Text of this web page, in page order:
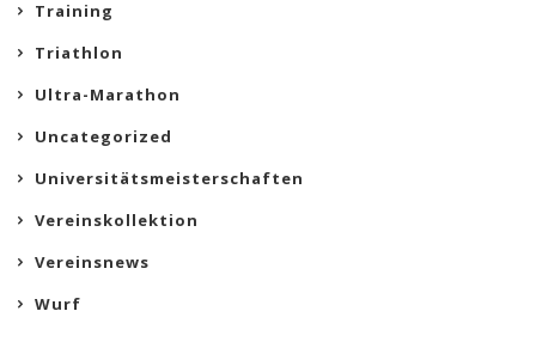
Training
Triathlon
Ultra-Marathon
Uncategorized
Universitätsmeisterschaften
Vereinskollektion
Vereinsnews
Wurf